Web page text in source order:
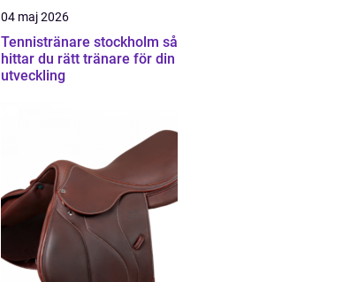
04 maj 2026
Tennistränare stockholm så
hittar du rätt tränare för din
utveckling